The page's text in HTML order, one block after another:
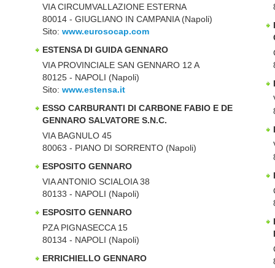
VIA CIRCUMVALLAZIONE ESTERNA
80014 - GIUGLIANO IN CAMPANIA (Napoli)
Sito: www.eurosocap.com
ESTENSA DI GUIDA GENNARO
VIA PROVINCIALE SAN GENNARO 12 A
80125 - NAPOLI (Napoli)
Sito: www.estensa.it
ESSO CARBURANTI DI CARBONE FABIO E DE
GENNARO SALVATORE S.N.C.
VIA BAGNULO 45
80063 - PIANO DI SORRENTO (Napoli)
ESPOSITO GENNARO
VIA ANTONIO SCIALOIA 38
80133 - NAPOLI (Napoli)
ESPOSITO GENNARO
PZA PIGNASECCA 15
80134 - NAPOLI (Napoli)
ERRICHIELLO GENNARO